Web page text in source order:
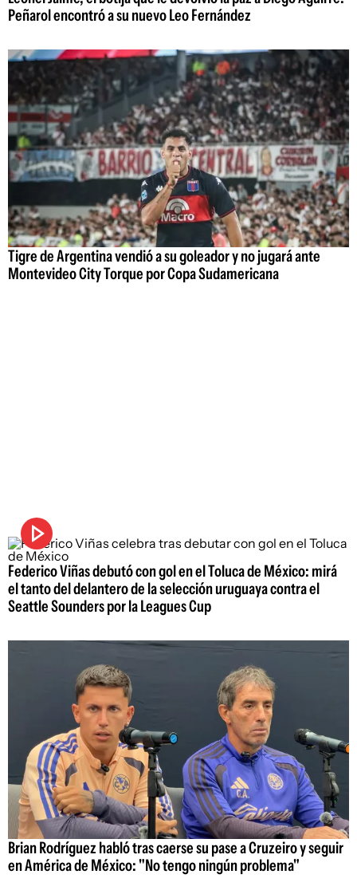
Peñarol encontró a su nuevo Leo Fernández
Tigre de Argentina vendió a su goleador y no jugará ante
Montevideo City Torque por Copa Sudamericana
Federico Viñas debutó con gol en el Toluca de México: mirá
el tanto del delantero de la selección uruguaya contra el
Seattle Sounders por la Leagues Cup
Brian Rodríguez habló tras caerse su pase a Cruzeiro y seguir
en América de México: "No tengo ningún problema"